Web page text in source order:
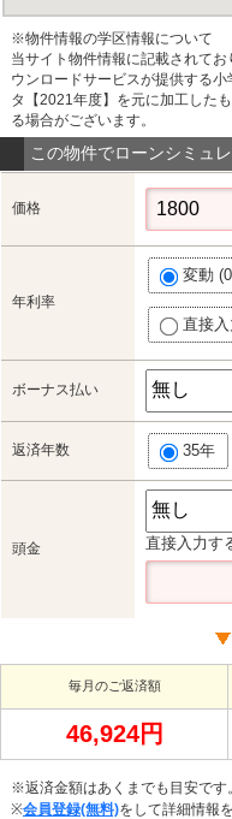
※物件情報の学区情報について
当サイト物件情報に記載されて
ウンロードサービスが提供する
タ【2021年度】を元に加工した
る場合がございます。
この物件でローンシミュ
価格
年利率
変動
直接
ボーナス払い
返済年数 35年
頭金 直接入力す
毎月のご返済額
46,924円
※返済金額はあくまでも目安です。
※会員登録(無料)をして詳細情報